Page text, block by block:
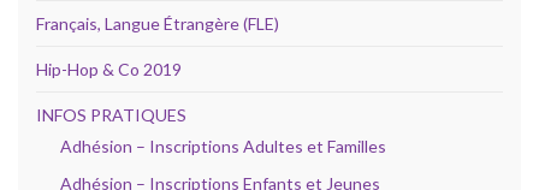
Français, Langue Étrangère (FLE)
Hip-Hop & Co 2019
INFOS PRATIQUES
Adhésion – Inscriptions Adultes et Familles
Adhésion – Inscriptions Enfants et Jeunes